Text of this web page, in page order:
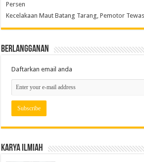
Persen
Kecelakaan Maut Batang Tarang, Pemotor
Berlangganan
Daftarkan email anda
Karya Ilmiah